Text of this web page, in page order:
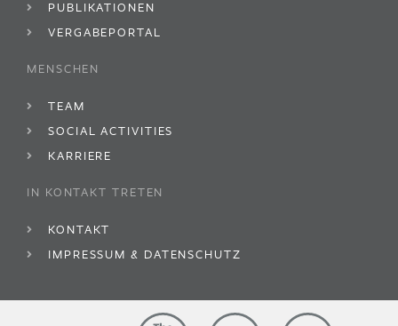
PUBLIKATIONEN
VERGABEPORTAL
MENSCHEN
TEAM
SOCIAL ACTIVITIES
KARRIERE
IN KONTAKT TRETEN
KONTAKT
IMPRESSUM & DATENSCHUTZ